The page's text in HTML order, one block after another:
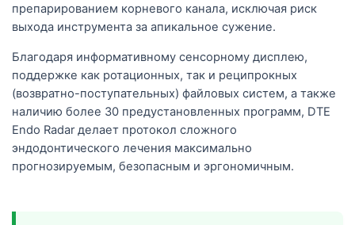
препарированием корневого канала, исключая риск
выхода инструмента за апикальное сужение.
Благодаря информативному сенсорному дисплею,
поддержке как ротационных, так и реципрокных
(возвратно-поступательных) файловых систем, а также
наличию более 30 предустановленных программ, DTE
Endo Radar делает протокол сложного
эндодонтического лечения максимально
прогнозируемым, безопасным и эргономичным.